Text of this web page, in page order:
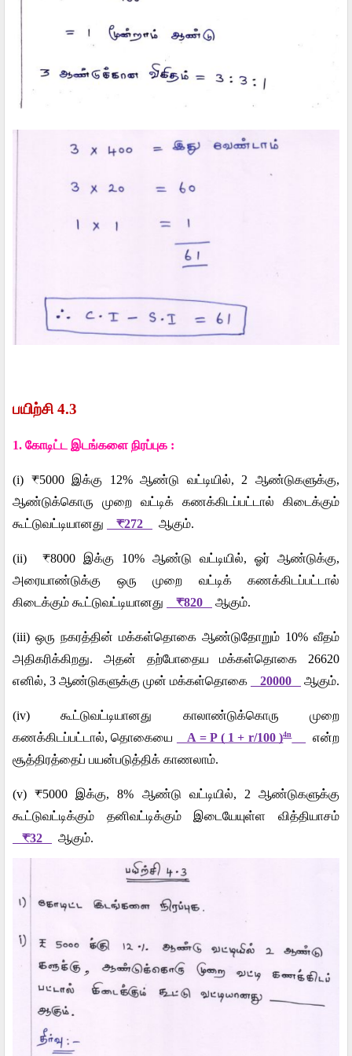
பயிற்சி 4.3
1. கோடிட்ட இடங்களை நிரப்புக :
(i) ₹5000 இக்கு 12%ஆண்டு வட்டியில், 2ஆண்டுகளுக்கு,
ஆண்டுக்கொரு
முறை வட்டிக் கணக்கிடப்பட்டால்
கிடைக்கும்
கூட்டுவட்டியானது
₹272 ஆகும்.
(ii) ₹8000 இக்கு 10% ஆண்டு வட்டியில், ஓர் ஆண்டுக்கு,
அரையாண்டுக்கு
ஒரு முறை வட்டிக்
கணக்கிடப்பட்டால்
கிடைக்கும் கூட்டுவட்டியானது ₹820 ஆகும்.
(iii) ஒரு நகரத்தின் மக்கள்தொகை ஆண்டுதோறும் 10% வீதம்
அதிகரிக்கிறது. அதன் தற்போதைய மக்கள்தொகை 26620
எனில், 3 ஆண்டுகளுக்கு முன் மக்கள்தொகை 20000 ஆகும்.
(iv)கூட்டுவட்டியானது காலாண்டுக்கொரு
முறை
கணக்கிடப்பட்டால்,தொகையை A = P ( 1 + r/100 )4n
என்ற
சூத்திரத்தைப் பயன்படுத்திக் காணலாம்.
(v) ₹5000 இக்கு, 8% ஆண்டு வட்டியில், 2ஆண்டுகளுக்கு
கூட்டுவட்டிக்கும்
தனிவட்டிக்கும் இடையேயுள்ள
வித்தியாசம்
₹32
ஆகும்.